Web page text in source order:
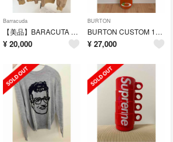
Barracuda
【美品】BARACUTA 【G9 ハリントンジャケット】 38 イングランド製
¥ 20,000
BURTON
BURTON CUSTOM 151 ビンディング・リュックセット
¥ 27,000